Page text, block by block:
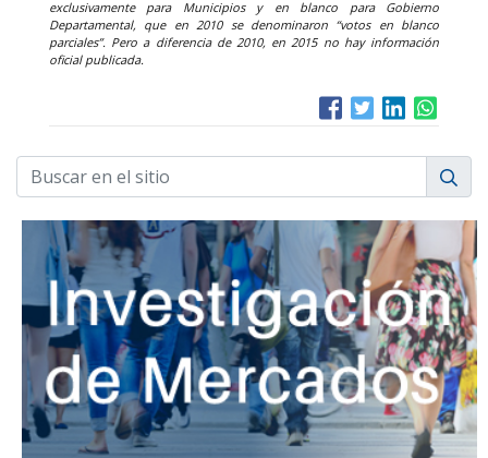
exclusivamente para Municipios y en blanco para Gobierno
Departamental, que en 2010 se denominaron “votos en blanco
parciales”. Pero a diferencia de 2010, en 2015 no hay información
oficial publicada.